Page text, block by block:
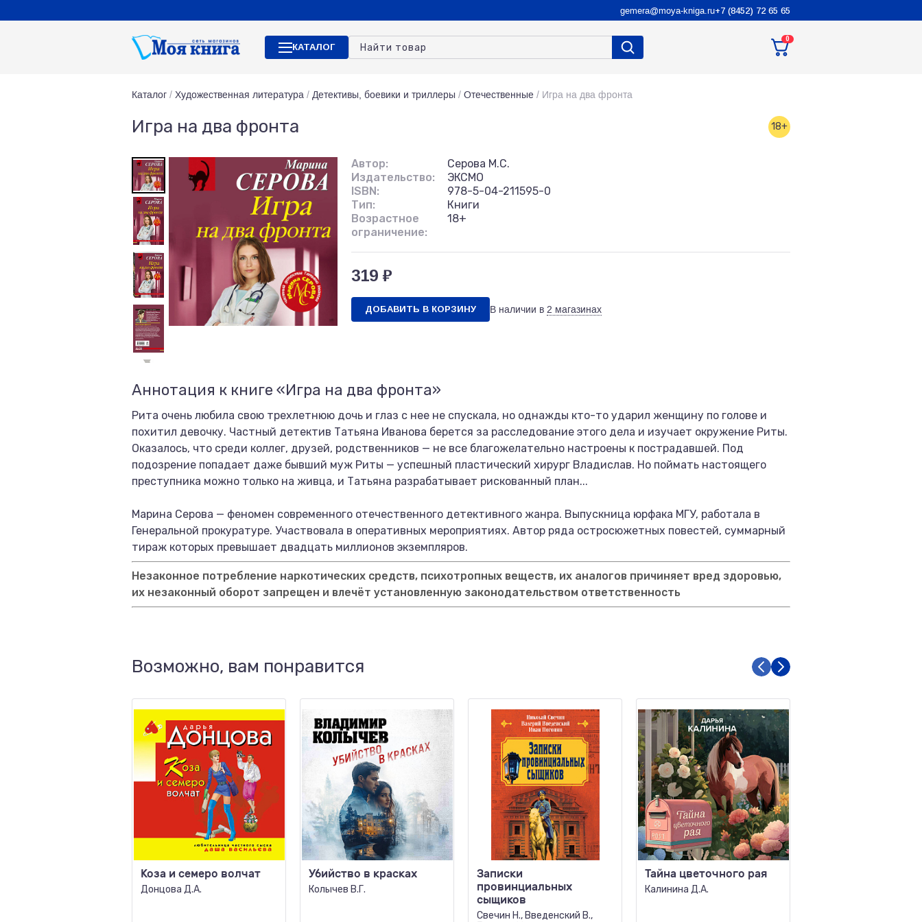
gemera@moya-kniga.ru+7 (8452) 72 65 65
КАТАЛОГ
0
Каталог / Художественная литература / Детективы, боевики и триллеры / Отечественные / Игра на два фронта
Игра на два фронта 18+
Автор:
Серова М.С.
Издательство:
ЭКСМО
ISBN:
978-5-04-211595-0
Тип:
Книги
Возрастное
ограничение:
18+
319 ₽
ДОБАВИТЬ В КОРЗИНУ В наличии в 2 магазинах
Аннотация к книге «Игра на два фронта»
Рита очень любила свою трехлетнюю дочь и глаз с нее не спускала, но однажды кто-то ударил женщину по голове и
похитил девочку. Частный детектив Татьяна Иванова берется за расследование этого дела и изучает окружение Риты.
Оказалось, что среди коллег, друзей, родственников — не все благожелательно настроены к пострадавшей. Под
подозрение попадает даже бывший муж Риты — успешный пластический хирург Владислав. Но поймать настоящего
преступника можно только на живца, и Татьяна разрабатывает рискованный план...
Марина Серова — феномен современного отечественного детективного жанра. Выпускница юрфака МГУ, работала в
Генеральной прокуратуре. Участвовала в оперативных мероприятиях. Автор ряда остросюжетных повестей, суммарный
тираж которых превышает двадцать миллионов экземпляров.
Незаконное потребление наркотических средств, психотропных веществ, их аналогов причиняет вред здоровью,
их незаконный оборот запрещен и влечёт установленную законодательством ответственность
Возможно, вам понравится
Коза и семеро волчат
Донцова Д.А.
Убийство в красках
Колычев В.Г.
Записки
провинциальных
сыщиков
Свечин Н., Введенский В.,
Тайна цветочного рая
Калинина Д.А.